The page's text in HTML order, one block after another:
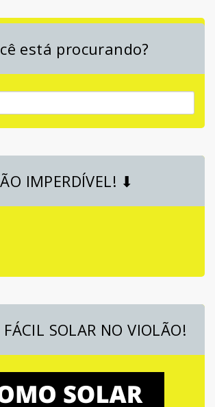
está procurando?
IMPERDÍVEL! ⬇
SOLAR NO VIOLÃO!